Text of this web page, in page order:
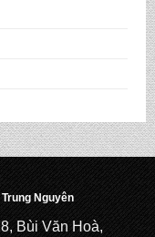
Nguyên
Bùi Văn Hoà,